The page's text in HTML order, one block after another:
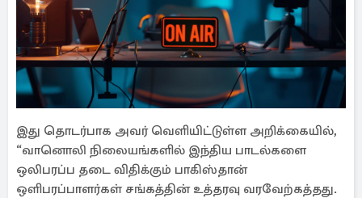
இது தொடர்பாக அவர் வெளியிட்டுள்ள அறிக்கையில்,
“வானொலி நிலையங்களில் இந்திய பாடல்களை
ஒலிபரப்ப தடை விதிக்கும் பாகிஸ்தான்
ஒளிபரப்பாளர்கள் சங்கத்தின் உத்தரவு வரவேற்கத்தது.